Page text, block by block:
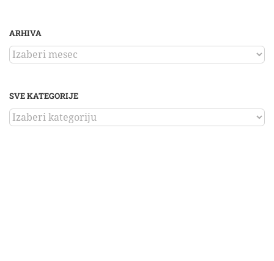
ARHIVA
ARHIVA
SVE KATEGORIJE
SVE
KATEGORIJE